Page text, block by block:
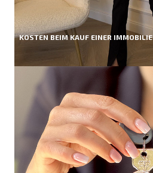
KOSTEN BEIM KAUF EINER IMMOBILIE